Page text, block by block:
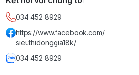
034 452 8929
https://www.facebook.com/
sieuthidonggia18k/
034 452 8929